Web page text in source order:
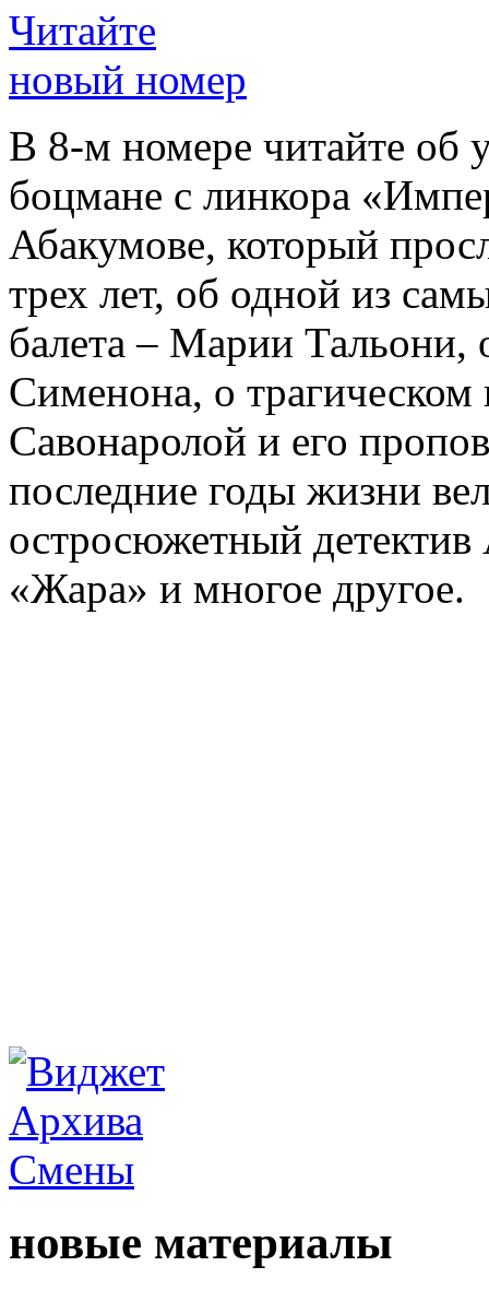
Читайте
новый номер
В 8-м номере читайте об
боцмане с линкора
Абакумове, который
трех лет, об одной из
балета – Марии
Сименона, о трагическом
Савонаролой и его
последние годы жизни
остросюжетный детектив
«Жара» и многое другое.
новые материалы